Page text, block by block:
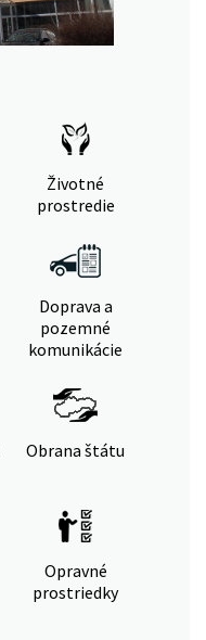
Životné
prostredie
Doprava a
pozemné
komunikácie
Obrana štátu
Opravné
prostriedky